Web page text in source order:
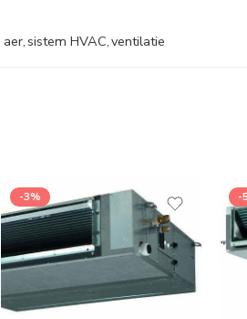
aer,sistem HVAC,ventilatie
-3% -